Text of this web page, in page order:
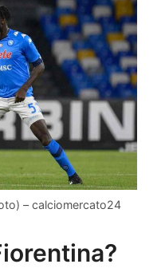
– calciomercato24